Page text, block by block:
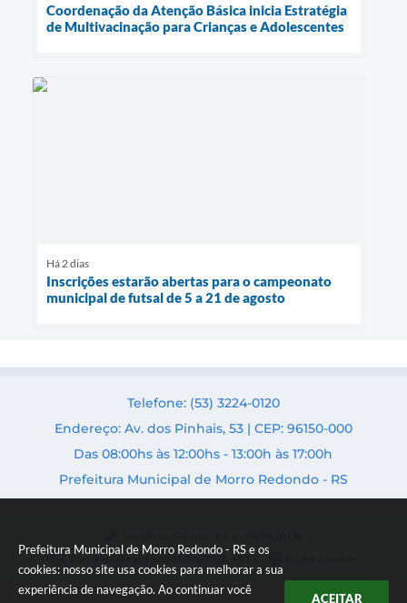
Prefeitura Municipal de Morro Redondo - RS e os
cookies: nosso site usa cookies para melhorar a sua
experiência de navegação. Ao continuar você
ACEITAR
Coordenação da Atenção Básica inicia Estratégia
de Multivacinação para Crianças e Adolescentes
Há 2 dias
Inscrições estarão abertas para o campeonato
municipal de futsal de 5 a 21 de agosto
Telefone: (53) 3224-0120
Endereço: Av. dos Pinhais, 53 | CEP: 96150-000
Das 08:00hs às 12:00hs - 13:00h às 17:00h
Prefeitura Municipal de Morro Redondo - RS
Portal atualizado em: